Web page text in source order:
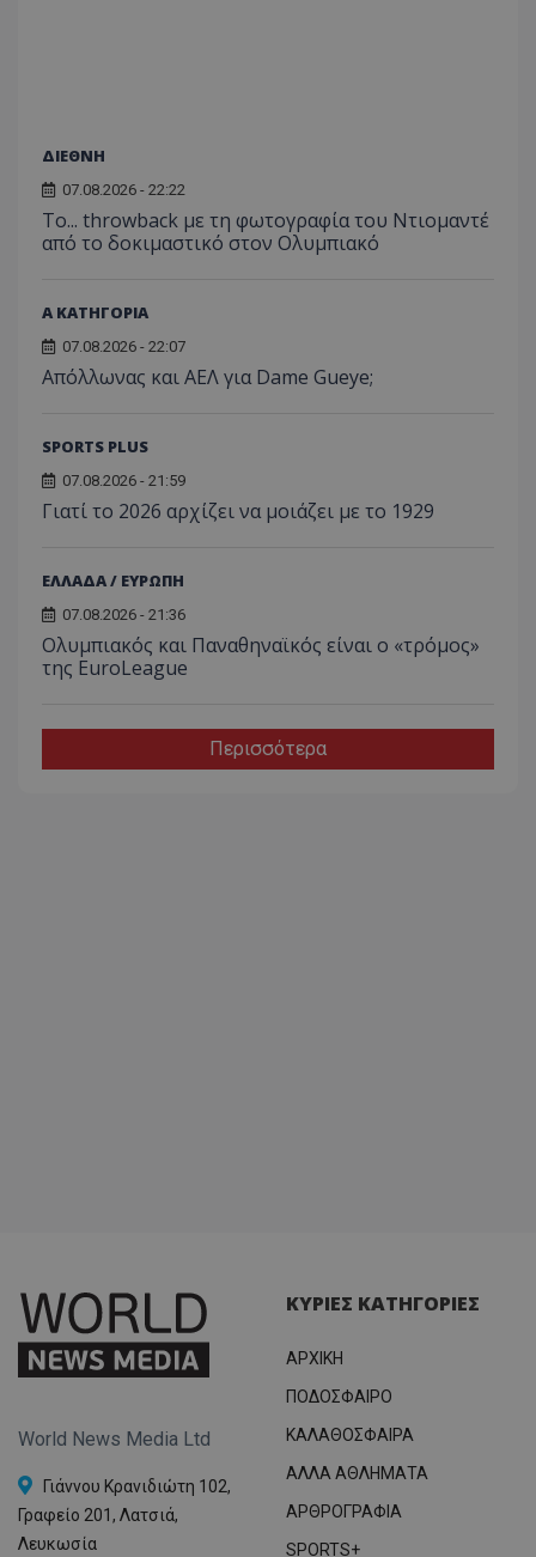
ΔΙΕΘΝΗ
07.08.2026 - 22:22
Το... throwback με τη φωτογραφία του Ντιομαντέ
από το δοκιμαστικό στον Ολυμπιακό
Α ΚΑΤΗΓΟΡΙΑ
07.08.2026 - 22:07
Απόλλωνας και ΑΕΛ για Dame Gueye;
SPORTS PLUS
07.08.2026 - 21:59
Γιατί το 2026 αρχίζει να μοιάζει με το 1929
ΕΛΛΑΔΑ / ΕΥΡΩΠΗ
07.08.2026 - 21:36
Ολυμπιακός και Παναθηναϊκός είναι ο «τρόμος»
της EuroLeague
Περισσότερα
World News Media Ltd
Γιάννου Κρανιδιώτη 102,
Γραφείο 201, Λατσιά,
Λευκωσία
ΚΥΡΙΕΣ ΚΑΤΗΓΟΡΙΕΣ
ΑΡΧΙΚΗ
ΠΟΔΟΣΦΑΙΡΟ
ΚΑΛΑΘΟΣΦΑΙΡΑ
ΑΛΛΑ ΑΘΛΗΜΑΤΑ
ΑΡΘΡΟΓΡΑΦΙΑ
SPORTS+